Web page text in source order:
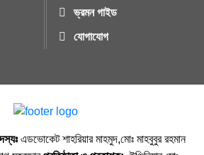
ভ্রমন গাইড
যোগাযোগ
এডভোকেট শাহরিয়ার মাহমুদ,মোঃ মাহবুবুর রহমান